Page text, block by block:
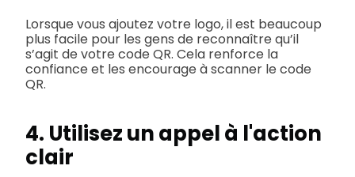
Lorsque vous ajoutez votre logo, il est beaucoup
plus facile pour les gens de reconnaître qu’il
s’agit de votre code QR. Cela renforce la
confiance et les encourage à scanner le code
QR.
4. Utilisez un appel à l'action
clair